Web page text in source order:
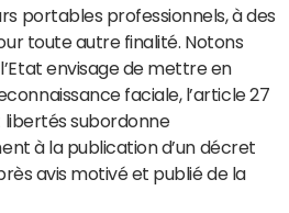
portables professionnels, à des
toute autre finalité. Notons
envisage de mettre en
faciale, l’article 27
libertés subordonne
à la publication d’un décret
avis motivé et publié de la